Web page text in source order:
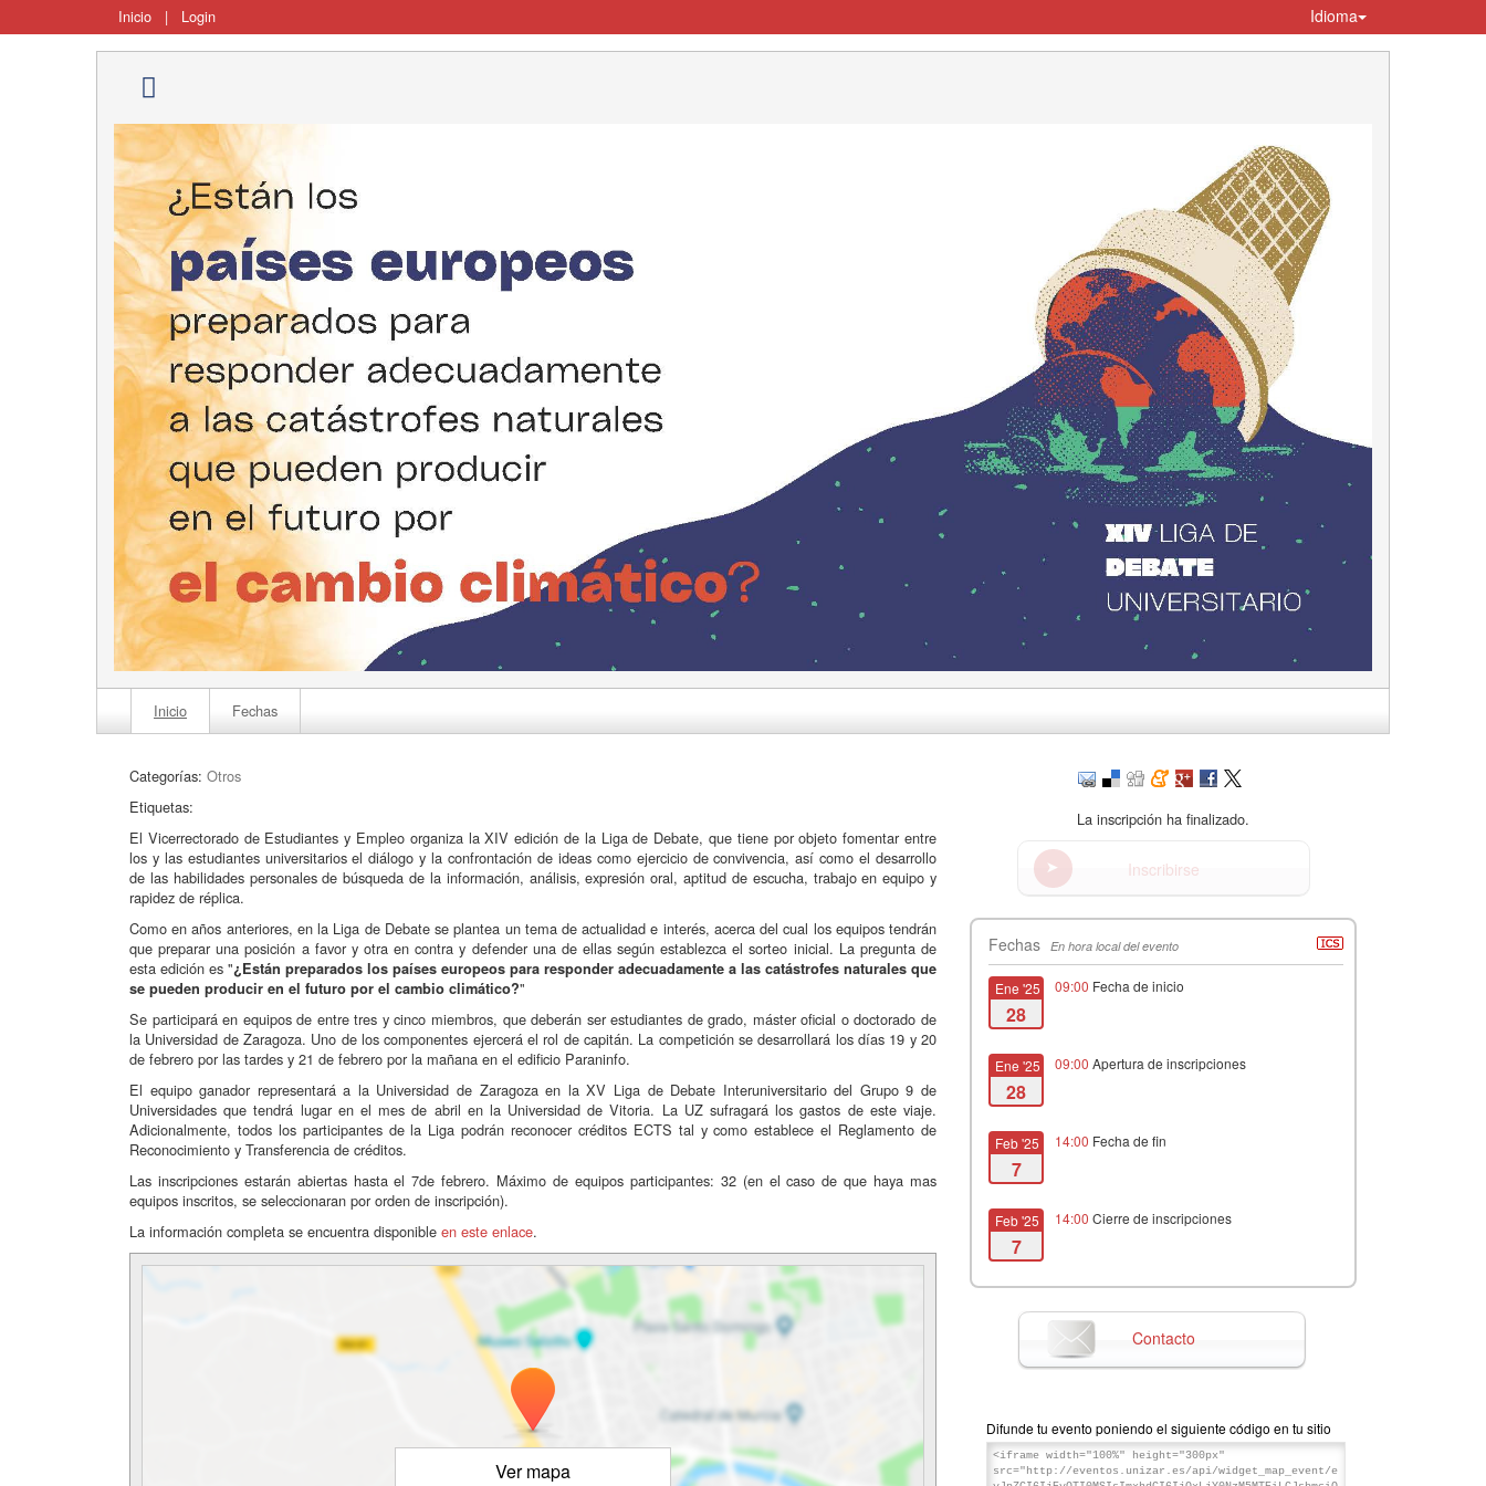
Inicio | Login Idioma
Inicio Fechas
Categorías: Otros
Etiquetas:
El Vicerrectorado de Estudiantes y Empleo organiza la XIV edición de la Liga de Debate, que tiene por objeto fomentar entre
los y las estudiantes universitarios el diálogo y la confrontación de ideas como ejercicio de convivencia, así como el desarrollo
de las habilidades personales de búsqueda de la información, análisis, expresión oral, aptitud de escucha, trabajo en equipo y
rapidez de réplica.
Como en años anteriores, en la Liga de Debate se plantea un tema de actualidad e interés, acerca del cual los equipos tendrán
que preparar una posición a favor y otra en contra y defender una de ellas según establezca el sorteo inicial. La pregunta de
esta edición es "¿Están preparados los países europeos para responder adecuadamente a las catástrofes naturales que
se pueden producir en el futuro por el cambio climático?"
Se participará en equipos de entre tres y cinco miembros, que deberán ser estudiantes de grado, máster oficial o doctorado de
la Universidad de Zaragoza. Uno de los componentes ejercerá el rol de capitán. La competición se desarrollará los días 19 y 20
de febrero por las tardes y 21 de febrero por la mañana en el edificio Paraninfo.
El equipo ganador representará a la Universidad de Zaragoza en la XV Liga de Debate Interuniversitario del Grupo 9 de
Universidades que tendrá lugar en el mes de abril en la Universidad de Vitoria. La UZ sufragará los gastos de este viaje.
Adicionalmente, todos los participantes de la Liga podrán reconocer créditos ECTS tal y como establece el Reglamento de
Reconocimiento y Transferencia de créditos.
Las inscripciones estarán abiertas hasta el 7de febrero. Máximo de equipos participantes: 32 (en el caso de que haya mas
equipos inscritos, se seleccionaran por orden de inscripción).
La información completa se encuentra disponible en este enlace.
Ver mapa
La inscripción ha finalizado.
Inscribirse
Fechas En hora local del evento
Ene '25
28
09:00 Fecha de inicio
Ene '25
28
09:00 Apertura de inscripciones
Feb '25
7
14:00 Fecha de fin
Feb '25
7
14:00 Cierre de inscripciones
Contacto
Difunde tu evento poniendo el siguiente código en tu sitio